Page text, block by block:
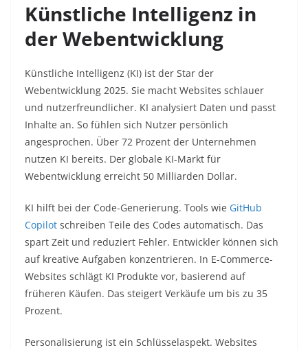
Künstliche Intelligenz in
der Webentwicklung
Künstliche Intelligenz (KI) ist der Star der
Webentwicklung 2025. Sie macht Websites schlauer
und nutzerfreundlicher. KI analysiert Daten und passt
Inhalte an. So fühlen sich Nutzer persönlich
angesprochen. Über 72 Prozent der Unternehmen
nutzen KI bereits. Der globale KI-Markt für
Webentwicklung erreicht 50 Milliarden Dollar.​
KI hilft bei der Code-Generierung. Tools wie GitHub
Copilot schreiben Teile des Codes automatisch. Das
spart Zeit und reduziert Fehler. Entwickler können sich
auf kreative Aufgaben konzentrieren. In E-Commerce-
Websites schlägt KI Produkte vor, basierend auf
früheren Käufen. Das steigert Verkäufe um bis zu 35
Prozent.​
Personalisierung ist ein Schlüsselaspekt. Websites